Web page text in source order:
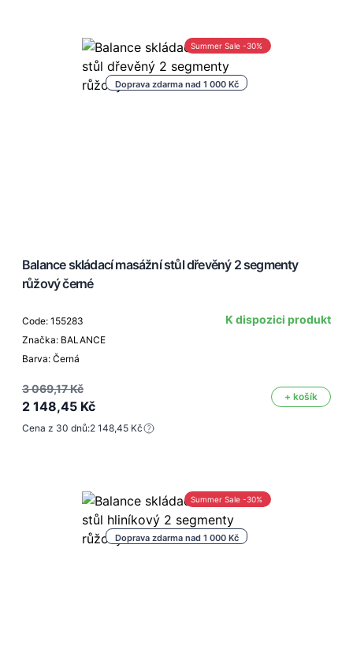
Doprava zdarma nad 1 000 Kč
Summer Sale -30%
Balance skládací masážní stůl dřevěný 2 segmenty
růžový černé
Code: 155283
Značka: BALANCE
Barva: Černá
K dispozici produkt
3 069,17 Kč
2 148,45 Kč
+ košík
Cena z 30 dnů:2 148,45 Kč
Doprava zdarma nad 1 000 Kč
Summer Sale -30%